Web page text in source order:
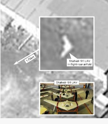
Tiện ích
Thông tin tòa soạn
Đọc Thanh Niên trên điện